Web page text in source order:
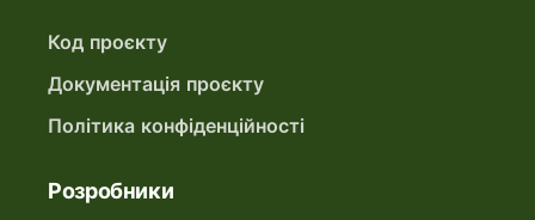
Код проєкту
Документація проєкту
Політика конфіденційності
Розробники